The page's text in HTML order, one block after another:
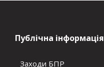
Публічна інформація
Заходи БПР